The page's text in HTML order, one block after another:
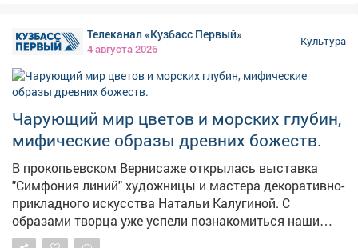
Только знай, нет ее дороже. Кузбасская земля! В ней
жизни сплелись все мотивы. Душа богатая, яркая,
шахтерский труд, Сила, мощи всех поколений, Шум
сибирской тайги вокруг, Каждый житель здесь просто
бесценен. Восхищаюсь своей стороной И храню
мгновения эти, Край любимый, сердцу родной, Богом
созданный на планете. Июль 2026 год
#ПоэтическийВторникЪ #мыскам70 #поэзияМысков
Телеканал «Кузбасс Первый»
4 августа 2026
Культура
Чарующий мир цветов и морских глубин,
мифические образы древних божеств.
В прокопьевском Вернисаже открылась выставка
"Симфония линий" художницы и мастера декоративно-
прикладного искусства Натальи Калугиной. С
образами творца уже успели познакомиться наши
коллеги. #новости #культура #выставка